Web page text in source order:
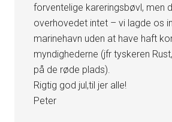
forventelige kareringsbøvl, men
overhovedet intet – vi lagde os
marinehavn uden at have haft
myndighederne (jfr tyskeren
på de røde plads).
Rigtig god jul,til jer alle!
Peter